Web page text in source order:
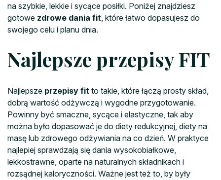
na szybkie, lekkie i sycące posiłki. Poniżej znajdziesz
gotowe zdrowe dania fit, które łatwo dopasujesz do
swojego celu i planu dnia.
Najlepsze przepisy FIT
Najlepsze przepisy fit to takie, które łączą prosty skład,
dobrą wartość odżywczą i wygodne przygotowanie.
Powinny być smaczne, sycące i elastyczne, tak aby
można było dopasować je do diety redukcyjnej, diety na
masę lub zdrowego odżywiania na co dzień. W praktyce
najlepiej sprawdzają się dania wysokobiałkowe,
lekkostrawne, oparte na naturalnych składnikach i
rozsądnej kaloryczności. Ważne jest też to, by były